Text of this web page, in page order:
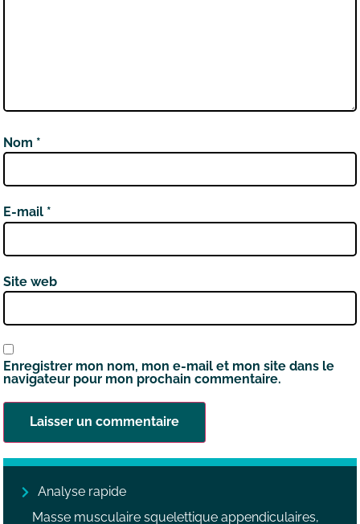
Nom *
E-mail *
Site web
Enregistrer mon nom, mon e-mail et mon site dans le
navigateur pour mon prochain commentaire.
Analyse rapide
Masse musculaire squelettique appendiculaires,